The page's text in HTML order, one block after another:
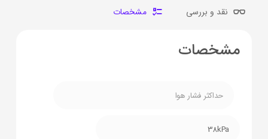
نقد و بررسی مشخصات
مشخصات
حداکثر فشار هوا
38kPa